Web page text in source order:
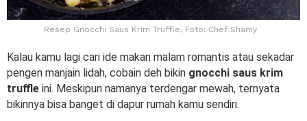
Resep Gnocchi Saus Krim Truffle, Foto: Chef Shamy
Kalau kamu lagi cari ide makan malam romantis atau sekadar
pengen manjain lidah, cobain deh bikin gnocchi saus krim
truffle ini. Meskipun namanya terdengar mewah, ternyata
bikinnya bisa banget di dapur rumah kamu sendiri.